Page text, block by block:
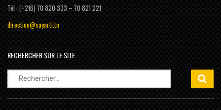
Tél : (+216) 70 820 333 – 70 821 221
direction@sayarti.tn
RECHERCHER SUR LE SITE
Rechercher :